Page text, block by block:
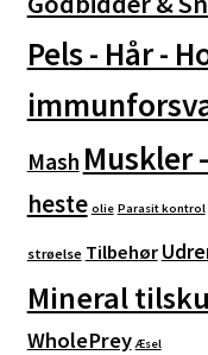
Pels - Hår -
Mash Muskler
heste olie Parasit kontrol
strøelse Tilbehør
Mineral
WholePrey Æsel